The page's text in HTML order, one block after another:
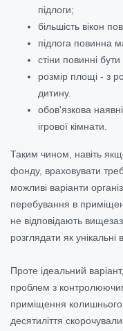
підлоги;
більшість вікон
підлога повинна
стіни повинні
розмір площі - з
дитину.
обов'язкова
ігрової кімнати.
Таким чином, навіть
фонду, враховувати
можливі варіанти
перебування в
не відповідають
розглядати як унікальні
Проте ідеальний
проблем з
приміщення колишнього
десятиліття